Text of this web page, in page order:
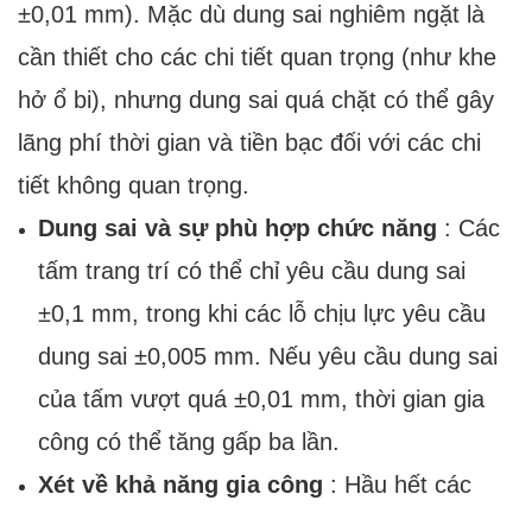
±0,01 mm). Mặc dù dung sai nghiêm ngặt là
cần thiết cho các chi tiết quan trọng (như khe
hở ổ bi), nhưng dung sai quá chặt có thể gây
lãng phí thời gian và tiền bạc đối với các chi
tiết không quan trọng.
Dung sai và sự phù hợp chức năng : Các
tấm trang trí có thể chỉ yêu cầu dung sai
±0,1 mm, trong khi các lỗ chịu lực yêu cầu
dung sai ±0,005 mm. Nếu yêu cầu dung sai
của tấm vượt quá ±0,01 mm, thời gian gia
công có thể tăng gấp ba lần.
Xét về khả năng gia công : Hầu hết các